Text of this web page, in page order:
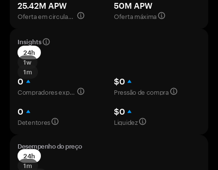
25.42M APW
Oferta em circulação
50M APW
Oferta máxima
Insights
24h
1w
1m
0
Compradores experientes
$0
Pressão de compra
0
Detentores
$0
Liquidez
Desempenho do preço
24h
1m